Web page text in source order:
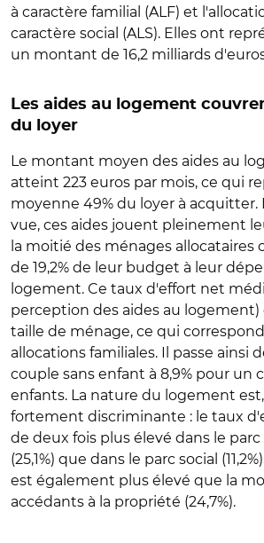
à caractère familial (ALF) et
caractère social (ALS). Elles ont
un montant de 16,2 milliards
Les aides au logement
du loyer
Le montant moyen des aides au
atteint 223 euros par mois, ce qui
moyenne 49% du loyer à acquitter.
vue, ces aides jouent pleinement
la moitié des ménages allocataires
de 19,2% de leur budget à leur
logement. Ce taux d'effort net
perception des aides au logement)
taille de ménage, ce qui
allocations familiales. Il passe ainsi
couple sans enfant à 8,9% pour un
enfants. La nature du logement est,
fortement discriminante : le taux
de deux fois plus élevé dans le
(25,1%) que dans le parc social
est également plus élevé que la
accédants à la propriété (24,7%).